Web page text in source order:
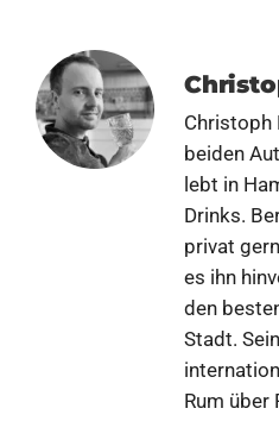
Christoph
beiden
lebt in
Drinks.
privat
es ihn
den
Stadt.
Rum über